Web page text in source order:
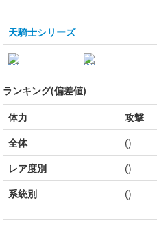
天騎士シリーズ
ランキング(偏差値)
体力
攻撃
全体
()
レア度別
()
系統別
()